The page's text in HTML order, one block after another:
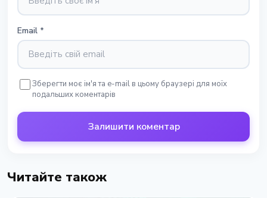
Email *
Зберегти моє ім'я та e-mail в цьому браузері для моїх
подальших коментарів
Залишити коментар
Читайте також